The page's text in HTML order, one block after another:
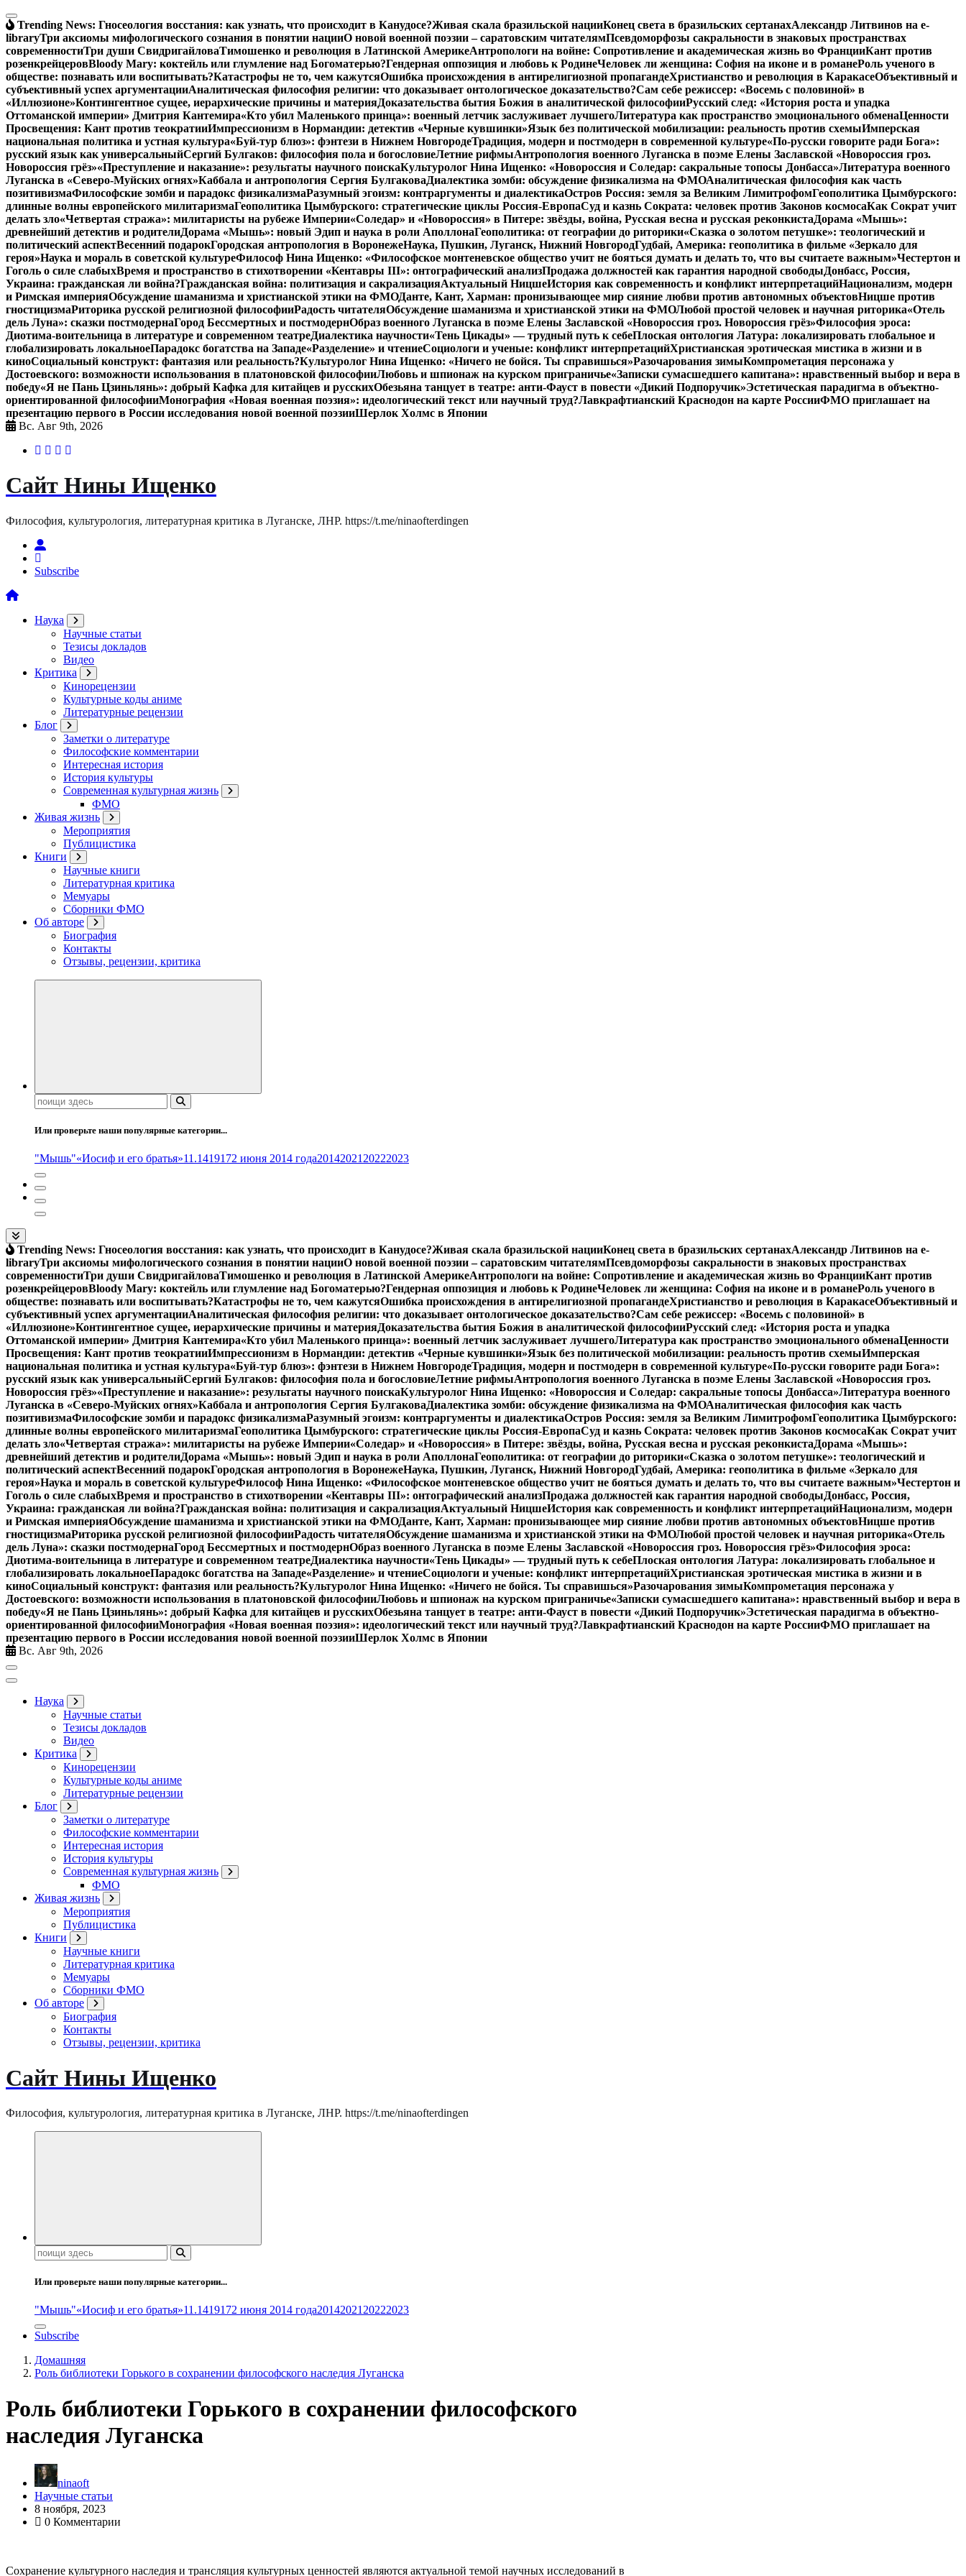
Перейти
к
содержимому
Trending News: Гносеология восстания: как узнать, что происходит в Канудосе?Живая скала бразильской нацииКонец света в бразильских сертанахАлександр Литвинов на e-
libraryТри аксиомы мифологического сознания в понятии нацииО новой военной поэзии – саратовским читателямПсевдоморфозы сакральности в знаковых пространствах
современностиТри души СвидригайловаТимошенко и революция в Латинской АмерикеАнтропологи на войне: Сопротивление и академическая жизнь во ФранцииКант против
розенкрейцеровBloody Mary: коктейль или глумление над Богоматерью?Гендерная оппозиция и любовь к РодинеЧеловек ли женщина: София на иконе и в романеРоль ученого в
обществе: познавать или воспитывать?Катастрофы не то, чем кажутсяОшибка происхождения в антирелигиозной пропагандеХристианство и революция в КаракасеОбъективный и
субъективный успех аргументацииАналитическая философия религии: что доказывает онтологическое доказательство?Сам себе режиссер: «Восемь с половиной» в
«Иллюзионе»Контингентное сущее, иерархические причины и материяДоказательства бытия Божия в аналитической философииРусский след: «История роста и упадка
Оттоманской империи» Дмитрия Кантемира«Кто убил Маленького принца»: военный летчик заслуживает лучшегоЛитература как пространство эмоционального обменаЦенности
Просвещения: Кант против теократииИмпрессионизм в Нормандии: детектив «Черные кувшинки»Язык без политической мобилизации: реальность против схемыИмперская
национальная политика и устная культура«Буй-тур блюз»: фэнтези в Нижнем НовгородеТрадиция, модерн и постмодерн в современной культуре«По-русски говорите ради Бога»:
русский язык как универсальныйСергий Булгаков: философия пола и богословиеЛетние рифмыАнтропология военного Луганска в поэме Елены Заславской «Новороссия гроз.
Новороссия грёз»«Преступление и наказание»: результаты научного поискаКультуролог Нина Ищенко: «Новороссия и Соледар: сакральные топосы Донбасса»Литература военного
Луганска в «Северо-Муйских огнях»Каббала и антропология Сергия БулгаковаДиалектика зомби: обсуждение физикализма на ФМОАналитическая философия как часть
позитивизмаФилософские зомби и парадокс физикализмаРазумный эгоизм: контраргументы и диалектикаОстров Россия: земля за Великим ЛимитрофомГеополитика Цымбурского:
длинные волны европейского милитаризмаГеополитика Цымбурского: стратегические циклы Россия-ЕвропаСуд и казнь Сократа: человек против Законов космосаКак Сократ учит
делать зло«Четвертая стража»: милитаристы на рубеже Империи«Соледар» и «Новороссия» в Питере: звёзды, война, Русская весна и русская реконкистаДорама «Мышь»:
древнейший детектив и родителиДорама «Мышь»: новый Эдип и наука в роли АполлонаГеополитика: от географии до риторики«Сказка о золотом петушке»: теологический и
политический аспектВесенний подарокГородская антропология в ВоронежеНаука, Пушкин, Луганск, Нижний НовгородГудбай, Америка: геополитика в фильме «Зеркало для
героя»Наука и мораль в советской культуреФилософ Нина Ищенко: «Философское монтеневское общество учит не бояться думать и делать то, что вы считаете важным»Честертон и
Гоголь о силе слабыхВремя и пространство в стихотворении «Кентавры III»: онтографический анализПродажа должностей как гарантия народной свободыДонбасс, Россия,
Украина: гражданская ли война?Гражданская война: политизация и сакрализацияАктуальный НицшеИстория как современность и конфликт интерпретацийНационализм, модерн
и Римская империяОбсуждение шаманизма и христианской этики на ФМОДанте, Кант, Харман: пронизывающее мир сияние любви против автономных объектовНицше против
гностицизмаРиторика русской религиозной философииРадость читателяОбсуждение шаманизма и христианской этики на ФМОЛюбой простой человек и научная риторика«Отель
дель Луна»: сказки постмодернаГород Бессмертных и постмодернОбраз военного Луганска в поэме Елены Заславской «Новороссия гроз. Новороссия грёз»Философия эроса:
Диотима-воительница в литературе и современном театреДиалектика научности«Тень Цикады» — трудный путь к себеПлоская онтология Латура: локализировать глобальное и
глобализировать локальноеПарадокс богатства на Западе«Разделение» и чтениеСоциологи и ученые: конфликт интерпретацийХристианская эротическая мистика в жизни и в
киноСоциальный конструкт: фантазия или реальность?Культуролог Нина Ищенко: «Ничего не бойся. Ты справишься»Разочарования зимыКомпрометация персонажа у
Достоевского: возможности использования в платоновской философииЛюбовь и шпионаж на курском приграничье«Записки сумасшедшего капитана»: нравственный выбор и вера в
победу«Я не Пань Цзиньлянь»: добрый Кафка для китайцев и русскихОбезьяна танцует в театре: анти-Фауст в повести «Дикий Подпоручик»Эстетическая парадигма в объектно-
ориентированной философииМонография «Новая военная поэзия»: идеологический текст или научный труд?Лавкрафтианский Краснодон на карте РоссииФМО приглашает на
презентацию первого в России исследования новой военной поэзииШерлок Холмс в Японии
Вс. Авг 9th, 2026
Сайт Нины Ищенко
Философия, культурология, литературная критика в Луганске, ЛНР. https://t.me/ninaofterdingen
Subscribe
Наука
Научные статьи
Тезисы докладов
Видео
Критика
Кинорецензии
Культурные коды аниме
Литературные рецензии
Блог
Заметки о литературе
Философские комментарии
Интересная история
История культуры
Современная культурная жизнь
ФМО
Живая жизнь
Мероприятия
Публицистика
Книги
Научные книги
Литературная критика
Мемуары
Сборники ФМО
Об авторе
Биография
Контакты
Отзывы, рецензии, критика
Поиск:
Или проверьте наши популярные категории...
"Мышь"«Иосиф и его братья»11.1419172 июня 2014 года20142021 20222023
Trending News: Гносеология восстания: как узнать, что происходит в Канудосе?Живая скала бразильской нацииКонец света в бразильских сертанахАлександр Литвинов на e-
libraryТри аксиомы мифологического сознания в понятии нацииО новой военной поэзии – саратовским читателямПсевдоморфозы сакральности в знаковых пространствах
современностиТри души СвидригайловаТимошенко и революция в Латинской АмерикеАнтропологи на войне: Сопротивление и академическая жизнь во ФранцииКант против
розенкрейцеровBloody Mary: коктейль или глумление над Богоматерью?Гендерная оппозиция и любовь к РодинеЧеловек ли женщина: София на иконе и в романеРоль ученого в
обществе: познавать или воспитывать?Катастрофы не то, чем кажутсяОшибка происхождения в антирелигиозной пропагандеХристианство и революция в КаракасеОбъективный и
субъективный успех аргументацииАналитическая философия религии: что доказывает онтологическое доказательство?Сам себе режиссер: «Восемь с половиной» в
«Иллюзионе»Контингентное сущее, иерархические причины и материяДоказательства бытия Божия в аналитической философииРусский след: «История роста и упадка
Оттоманской империи» Дмитрия Кантемира«Кто убил Маленького принца»: военный летчик заслуживает лучшегоЛитература как пространство эмоционального обменаЦенности
Просвещения: Кант против теократииИмпрессионизм в Нормандии: детектив «Черные кувшинки»Язык без политической мобилизации: реальность против схемыИмперская
национальная политика и устная культура«Буй-тур блюз»: фэнтези в Нижнем НовгородеТрадиция, модерн и постмодерн в современной культуре«По-русски говорите ради Бога»:
русский язык как универсальныйСергий Булгаков: философия пола и богословиеЛетние рифмыАнтропология военного Луганска в поэме Елены Заславской «Новороссия гроз.
Новороссия грёз»«Преступление и наказание»: результаты научного поискаКультуролог Нина Ищенко: «Новороссия и Соледар: сакральные топосы Донбасса»Литература военного
Луганска в «Северо-Муйских огнях»Каббала и антропология Сергия БулгаковаДиалектика зомби: обсуждение физикализма на ФМОАналитическая философия как часть
позитивизмаФилософские зомби и парадокс физикализмаРазумный эгоизм: контраргументы и диалектикаОстров Россия: земля за Великим ЛимитрофомГеополитика Цымбурского:
длинные волны европейского милитаризмаГеополитика Цымбурского: стратегические циклы Россия-ЕвропаСуд и казнь Сократа: человек против Законов космосаКак Сократ учит
делать зло«Четвертая стража»: милитаристы на рубеже Империи«Соледар» и «Новороссия» в Питере: звёзды, война, Русская весна и русская реконкистаДорама «Мышь»:
древнейший детектив и родителиДорама «Мышь»: новый Эдип и наука в роли АполлонаГеополитика: от географии до риторики«Сказка о золотом петушке»: теологический и
политический аспектВесенний подарокГородская антропология в ВоронежеНаука, Пушкин, Луганск, Нижний НовгородГудбай, Америка: геополитика в фильме «Зеркало для
героя»Наука и мораль в советской культуреФилософ Нина Ищенко: «Философское монтеневское общество учит не бояться думать и делать то, что вы считаете важным»Честертон и
Гоголь о силе слабыхВремя и пространство в стихотворении «Кентавры III»: онтографический анализПродажа должностей как гарантия народной свободыДонбасс, Россия,
Украина: гражданская ли война?Гражданская война: политизация и сакрализацияАктуальный НицшеИстория как современность и конфликт интерпретацийНационализм, модерн
и Римская империяОбсуждение шаманизма и христианской этики на ФМОДанте, Кант, Харман: пронизывающее мир сияние любви против автономных объектовНицше против
гностицизмаРиторика русской религиозной философииРадость читателяОбсуждение шаманизма и христианской этики на ФМОЛюбой простой человек и научная риторика«Отель
дель Луна»: сказки постмодернаГород Бессмертных и постмодернОбраз военного Луганска в поэме Елены Заславской «Новороссия гроз. Новороссия грёз»Философия эроса:
Диотима-воительница в литературе и современном театреДиалектика научности«Тень Цикады» — трудный путь к себеПлоская онтология Латура: локализировать глобальное и
глобализировать локальноеПарадокс богатства на Западе«Разделение» и чтениеСоциологи и ученые: конфликт интерпретацийХристианская эротическая мистика в жизни и в
киноСоциальный конструкт: фантазия или реальность?Культуролог Нина Ищенко: «Ничего не бойся. Ты справишься»Разочарования зимыКомпрометация персонажа у
Достоевского: возможности использования в платоновской философииЛюбовь и шпионаж на курском приграничье«Записки сумасшедшего капитана»: нравственный выбор и вера в
победу«Я не Пань Цзиньлянь»: добрый Кафка для китайцев и русскихОбезьяна танцует в театре: анти-Фауст в повести «Дикий Подпоручик»Эстетическая парадигма в объектно-
ориентированной философииМонография «Новая военная поэзия»: идеологический текст или научный труд?Лавкрафтианский Краснодон на карте РоссииФМО приглашает на
презентацию первого в России исследования новой военной поэзииШерлок Холмс в Японии
Вс. Авг 9th, 2026
Наука
Научные статьи
Тезисы докладов
Видео
Критика
Кинорецензии
Культурные коды аниме
Литературные рецензии
Блог
Заметки о литературе
Философские комментарии
Интересная история
История культуры
Современная культурная жизнь
ФМО
Живая жизнь
Мероприятия
Публицистика
Книги
Научные книги
Литературная критика
Мемуары
Сборники ФМО
Об авторе
Биография
Контакты
Отзывы, рецензии, критика
Сайт Нины Ищенко
Философия, культурология, литературная критика в Луганске, ЛНР. https://t.me/ninaofterdingen
Поиск:
Или проверьте наши популярные категории...
"Мышь"«Иосиф и его братья»11.1419172 июня 2014 года2014202120222023
Subscribe
Домашняя
Роль библиотеки Горького в сохранении философского наследия Луганска
Роль библиотеки Горького в сохранении философского
наследия Луганска
ninaoft
Научные статьи
8 ноября, 2023
0 Комментарии
Сохранение культурного наследия и трансляция культурных ценностей являются актуальной темой научных исследований в